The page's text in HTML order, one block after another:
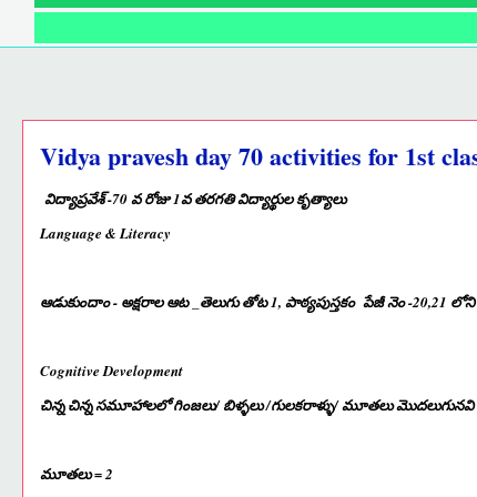
Vidya pravesh day 70 activities for 1st
విద్యాప్రవేశ్ -70 వ రోజు 1వ తరగతి విద్యార్థుల కృత్యాలు
Language & Literacy
ఆడుకుందాం - అక్షరాల ఆట _తెలుగు తోట 1, పాఠ్యపుస్తకం పేజీ నెం -20,21 లోని
Cognitive Development
చిన్న చిన్న సమూహాలలో గింజలు/ బిళ్ళలు /గులకరాళ్ళు/ మూతలు
మూతలు = 2